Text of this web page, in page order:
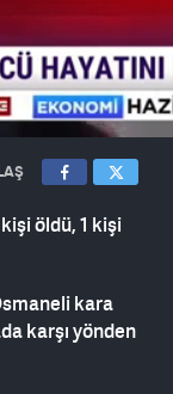
öldü, 1 kişi
kara
karşı yönden